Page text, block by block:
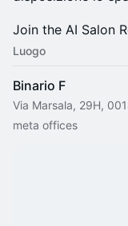
Join the AI Salon
Luogo
Binario F
Via Marsala, 29H,
meta offices